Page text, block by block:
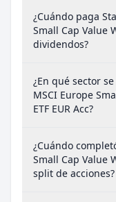
¿Cuándo paga
Small Cap Value
dividendos?
¿En qué sector
MSCI Europe
ETF EUR Acc?
¿Cuándo
Small Cap Value
split de acciones?